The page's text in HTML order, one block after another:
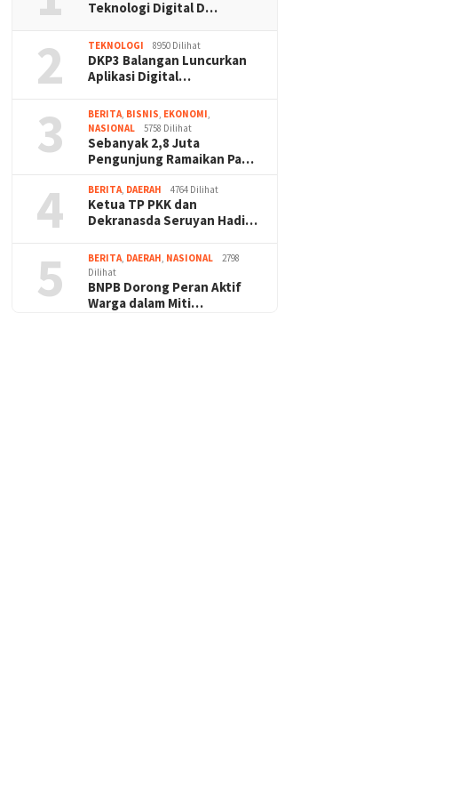
Teknologi Digital D…
2 TEKNOLOGI 8950 Dilihat
DKP3 Balangan Luncurkan
Aplikasi Digital…
3 BERITA, BISNIS, EKONOMI,
NASIONAL
5758 Dilihat
Sebanyak 2,8 Juta
Pengunjung Ramaikan Pa…
4 BERITA, DAERAH 4764 Dilihat
Ketua TP PKK dan
Dekranasda Seruyan Hadi…
5 BERITA, DAERAH, NASIONAL
2798
Dilihat
BNPB Dorong Peran Aktif
Warga dalam Miti…